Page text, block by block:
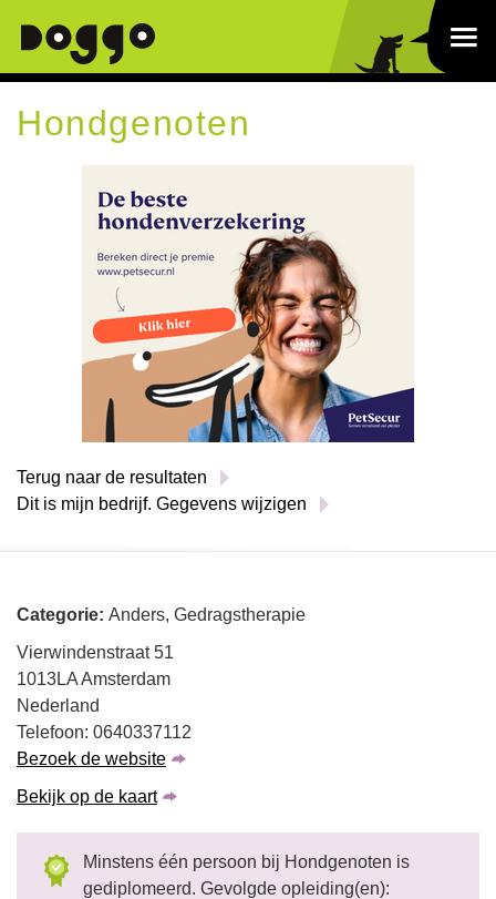
Hondgenoten
Terug naar de resultaten
Dit is mijn bedrijf. Gegevens wijzigen
Categorie: Anders, Gedragstherapie
Vierwindenstraat 51
1013LA Amsterdam
Nederland
Telefoon: 0640337112
Bezoek de website
Bekijk op de kaart
Minstens één persoon bij Hondgenoten is
gediplomeerd. Gevolgde opleiding(en):